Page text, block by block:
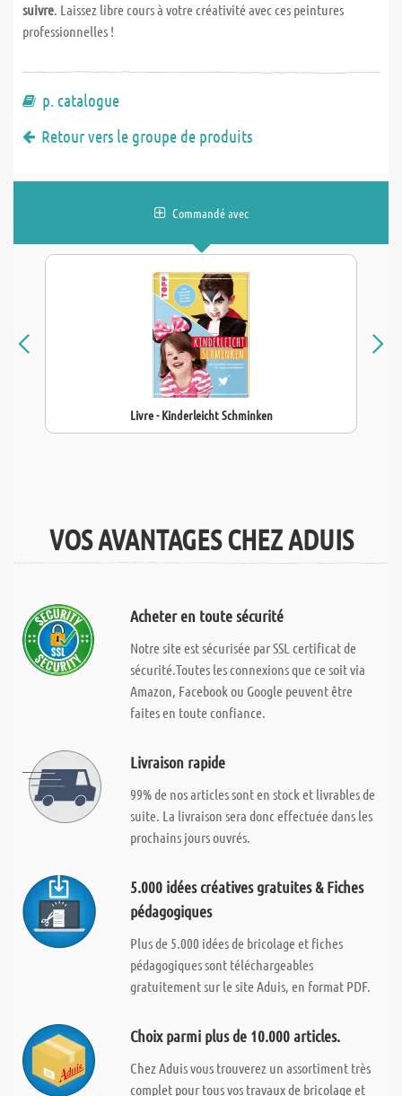
suivre. Laissez libre cours à votre créativité avec ces peintures
professionnelles !
p. catalogue
Retour vers le groupe de produits
Commandé avec
Livre - Kinderleicht Schminken
VOS AVANTAGES CHEZ ADUIS
Acheter en toute sécurité
Notre site est sécurisée par SSL certificat de
sécurité.Toutes les connexions que ce soit via
Amazon, Facebook ou Google peuvent être
faites en toute confiance.
Livraison rapide
99% de nos articles sont en stock et livrables de
suite. La livraison sera donc effectuée dans les
prochains jours ouvrés.
5.000 idées créatives gratuites & Fiches
pédagogiques
Plus de 5.000 idées de bricolage et fiches
pédagogiques sont téléchargeables
gratuitement sur le site Aduis, en format PDF.
Choix parmi plus de 10.000 articles.
Chez Aduis vous trouverez un assortiment très
complet pour tous vos travaux de bricolage et